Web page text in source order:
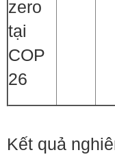
zero
tại
COP
26
Kết quả